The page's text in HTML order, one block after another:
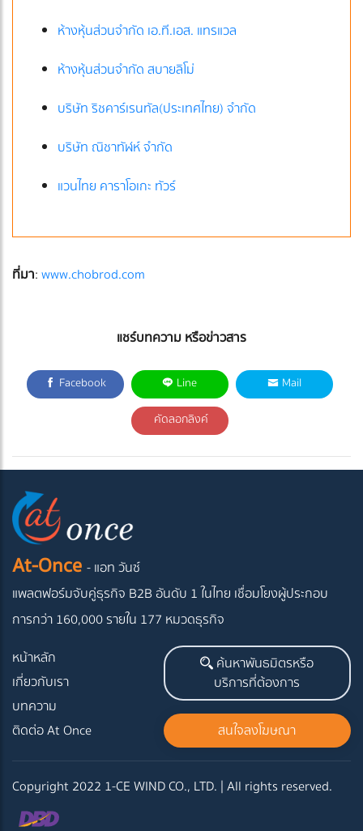
ห้างหุ้นส่วนจำกัด เอ.ที.เอส. แทรแวล
ห้างหุ้นส่วนจำกัด สบายลิโม่
บริษัท ริชคาร์เรนทัล(ประเทศไทย) จำกัด
บริษัท ณิชาทัฬห์ จำกัด
แวนไทย คาราโอเกะ ทัวร์
ที่มา:www.chobrod.com
แชร์บทความ หรือข่าวสาร
Facebook Line Mail
คัดลอกลิงค์
At-Once - แอท วันซ์
แพลตฟอร์มจับคู่ธุรกิจ B2B อันดับ 1 ในไทย เชื่อมโยงผู้ประกอบ
การกว่า 160,000 รายใน 177 หมวดธุรกิจ
หน้าหลัก
เกี่ยวกับเรา
บทความ
ติดต่อ At Once
ค้นหาพันธมิตรหรือ
บริการที่ต้องการ
สนใจลงโฆษณา
Copyright 2022 1-CE WIND CO., LTD. | All rights reserved.